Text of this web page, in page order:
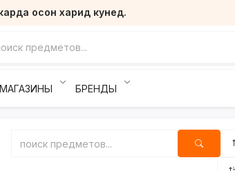
осон харид кунед.
МАГАЗИНЫ БРЕНДЫ